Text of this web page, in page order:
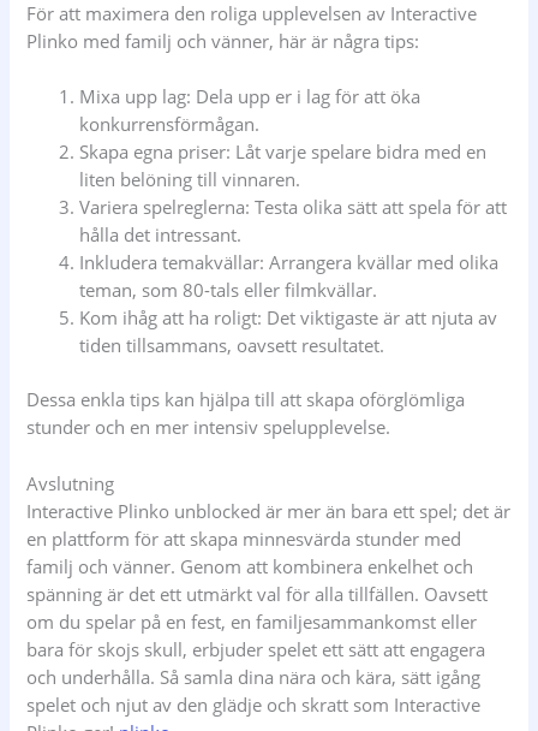
För att maximera den roliga upplevelsen av Interactive
Plinko med familj och vänner, här är några tips:
Mixa upp lag: Dela upp er i lag för att öka
konkurrensförmågan.
Skapa egna priser: Låt varje spelare bidra med en
liten belöning till vinnaren.
Variera spelreglerna: Testa olika sätt att spela för att
hålla det intressant.
Inkludera temakvällar: Arrangera kvällar med olika
teman, som 80-tals eller filmkvällar.
Kom ihåg att ha roligt: Det viktigaste är att njuta av
tiden tillsammans, oavsett resultatet.
Dessa enkla tips kan hjälpa till att skapa oförglömliga
stunder och en mer intensiv spelupplevelse.
Avslutning
Interactive Plinko unblocked är mer än bara ett spel; det är
en plattform för att skapa minnesvärda stunder med
familj och vänner. Genom att kombinera enkelhet och
spänning är det ett utmärkt val för alla tillfällen. Oavsett
om du spelar på en fest, en familjesammankomst eller
bara för skojs skull, erbjuder spelet ett sätt att engagera
och underhålla. Så samla dina nära och kära, sätt igång
spelet och njut av den glädje och skratt som Interactive